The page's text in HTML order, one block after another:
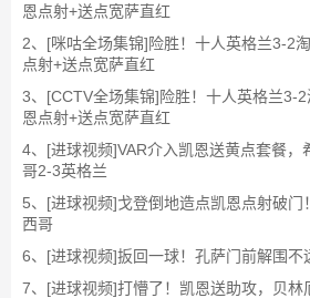
恩点射+送点宽萨直红
2、[咪咕全场集锦]险胜！十人英格兰3-2
点射+送点宽萨直红
3、[CCTV全场集锦]险胜！十人英格兰3-
恩点射+送点宽萨直红
4、[进球视频]VAR介入凯恩送黄点套餐，
哥2-3英格兰
5、[进球视频]戈登倒地造点凯恩点射破门
西哥
6、[进球视频]扳回一球！孔萨门前解围不
7、[进球视频]打懵了！凯恩送助攻，贝林